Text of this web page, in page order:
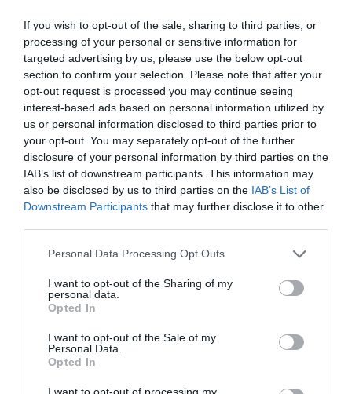
If you wish to opt-out of the sale, sharing to third parties, or
processing of your personal or sensitive information for
targeted advertising by us, please use the below opt-out
section to confirm your selection. Please note that after your
opt-out request is processed you may continue seeing
interest-based ads based on personal information utilized by
us or personal information disclosed to third parties prior to
your opt-out. You may separately opt-out of the further
disclosure of your personal information by third parties on the
IAB’s list of downstream participants. This information may
also be disclosed by us to third parties on the IAB’s List of
Downstream Participants that may further disclose it to other
Personal Data Processing Opt Outs
I want to opt-out of the Sharing of my
personal data.
Opted In
I want to opt-out of the Sale of my
Personal Data.
Opted In
I want to opt-out of processing my
que es realmente
satisfactorio. Sería necesario
hacerlo a nivel catalán"
Finalmente, la tercera rama de nuestro plan tiene
que ver con la administración pública de
Catalunya, que debería ser mucho más ágil y
efectiva. Una "administración de calidad". Con
esto, creemos que se podría avanzar muchísimo,
ya que para el tejido empresarial es un freno que
la administración esté tan burocratizada y con
proyectos que se puedan desarrollar.